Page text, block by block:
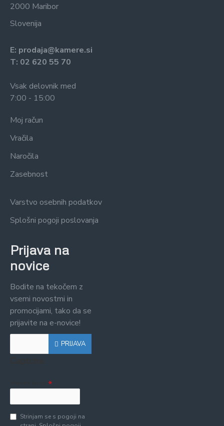
2000 Maribor
Slovenija
E: prodaja@kamere.si
T: 02 620 55 70
Vsak delovnik med
7:00 - 15:00
Moj račun
Vračila
Naročila
Zasebnost
Varstvo osebnih podatkov
Splošni pogoji poslovanja
Prijava na
novice
Bodite na tekočem z
vsemi novostmi in
promocijami, tako da se
prijavite na e-novice!
PRIJAVA
Strinjam se s pogoji na